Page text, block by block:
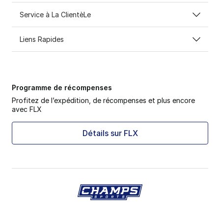
Service à La ClientèLe
Liens Rapides
Programme de récompenses
Profitez de l’expédition, de récompenses et plus encore
avec FLX
Détails sur FLX